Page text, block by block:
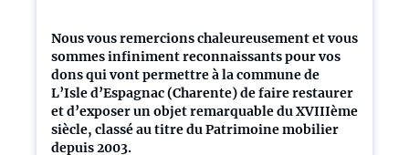
Nous vous remercions chaleureusement et vous
sommes infiniment reconnaissants pour vos
dons qui vont permettre à la commune de
L’Isle d’Espagnac (Charente) de faire restaurer
et d’exposer un objet remarquable du XVIIIème
siècle, classé au titre du Patrimoine mobilier
depuis 2003.